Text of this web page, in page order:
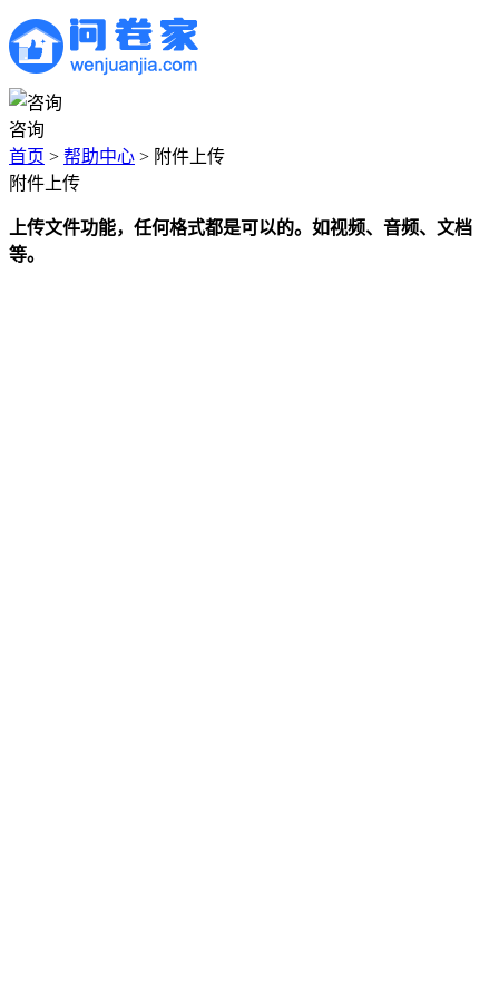
咨询
首页 > 帮助中心 > 附件上传
附件上传
上传文件功能，任何格式都是可以的。如视频、音频、文档
等。